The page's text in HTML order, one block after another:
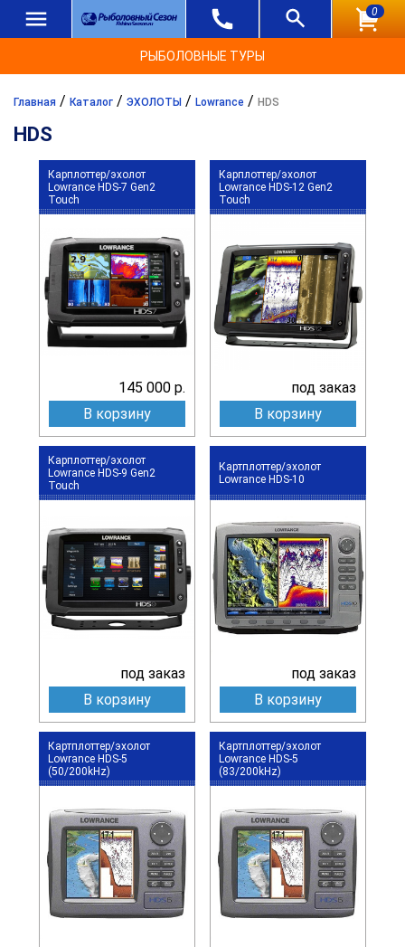
0
РЫБОЛОВНЫЕ ТУРЫ
Главная / Каталог / ЭХОЛОТЫ / Lowrance / HDS
HDS
Карплоттер/эхолот
Lowrance HDS-7 Gen2
Touch
145 000 р.
В корзину
Карплоттер/эхолот
Lowrance HDS-12 Gen2
Touch
под заказ
В корзину
Карплоттер/эхолот
Lowrance HDS-9 Gen2
Touch
под заказ
В корзину
Картплоттер/эхолот
Lowrance HDS-10
под заказ
В корзину
Картплоттер/эхолот
Lowrance HDS-5
(50/200kHz)
Картплоттер/эхолот
Lowrance HDS-5
(83/200kHz)